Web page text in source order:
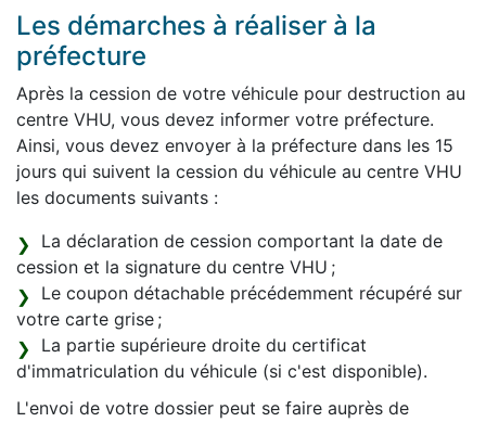
Les démarches à réaliser à la
préfecture
Après la cession de votre véhicule pour destruction au
centre VHU, vous devez informer votre préfecture.
Ainsi, vous devez envoyer à la préfecture dans les 15
jours qui suivent la cession du véhicule au centre VHU
les documents suivants :
La déclaration de cession comportant la date de
cession et la signature du centre VHU ;
Le coupon détachable précédemment récupéré sur
votre carte grise ;
La partie supérieure droite du certificat
d'immatriculation du véhicule (si c'est disponible).
L'envoi de votre dossier peut se faire auprès de